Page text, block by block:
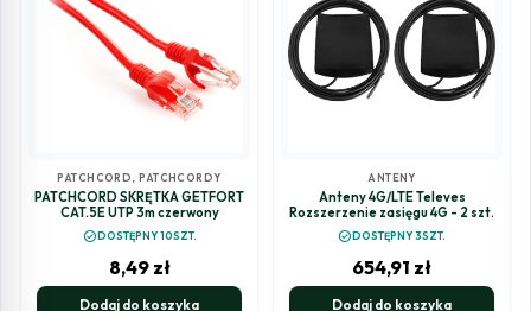
PATCHCORD ,PATCHCORDY
PATCHCORD SKRĘTKA GETFORT
CAT.5E UTP 3m czerwony
check_circleDOSTĘPNY 10SZT.
8,49 zł
Dodaj do koszyka
ANTENY
Anteny 4G/LTE Televes
Rozszerzenie zasięgu 4G - 2 szt.
check_circleDOSTĘPNY 3SZT.
654,91 zł
Dodaj do koszyka